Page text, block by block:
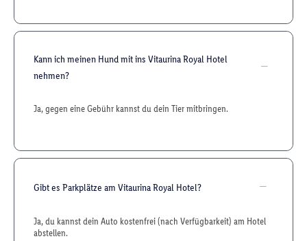
Kann ich meinen Hund mit ins Vitaurina Royal Hotel
nehmen?
Ja, gegen eine Gebühr kannst du dein Tier mitbringen.
Gibt es Parkplätze am Vitaurina Royal Hotel?
Ja, du kannst dein Auto kostenfrei (nach Verfügbarkeit) am Hotel
abstellen.